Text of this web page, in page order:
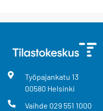
Työpajankatu 13
00580 Helsinki
Vaihde 029 551 1000